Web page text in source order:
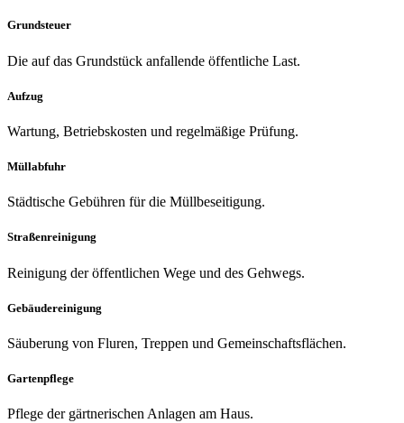
Grundsteuer
Die auf das Grundstück anfallende öffentliche Last.
Aufzug
Wartung, Betriebskosten und regelmäßige Prüfung.
Müllabfuhr
Städtische Gebühren für die Müllbeseitigung.
Straßenreinigung
Reinigung der öffentlichen Wege und des Gehwegs.
Gebäudereinigung
Säuberung von Fluren, Treppen und Gemeinschaftsflächen.
Gartenpflege
Pflege der gärtnerischen Anlagen am Haus.